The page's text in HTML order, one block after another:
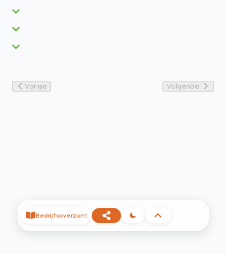
Vorige Volgende
Bedrijfsoverzicht